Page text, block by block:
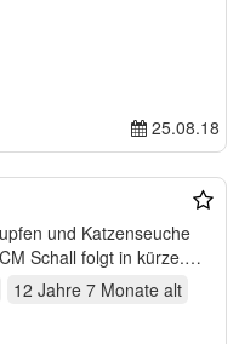
25.08.18
und Katzenseuche
Schall folgt in kürze.…
12 Jahre 7 Monate alt